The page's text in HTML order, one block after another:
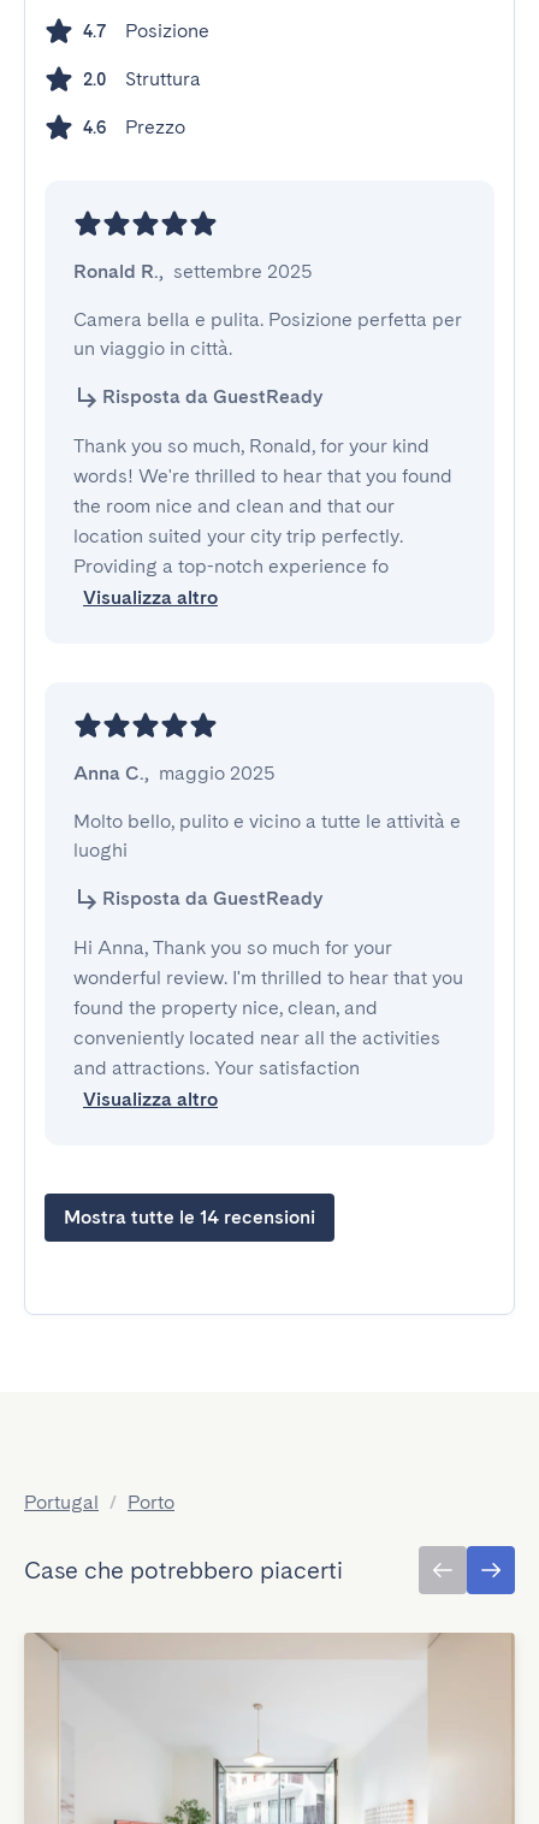
4.7 Posizione
2.0 Struttura
4.6 Prezzo
Ronald R., settembre 2025
Camera bella e pulita. Posizione perfetta per
un viaggio in città.
Risposta da GuestReady
Thank you so much, Ronald, for your kind
words! We're thrilled to hear that you found
the room nice and clean and that our
location suited your city trip perfectly.
Providing a top-notch experience fo
Visualizza altro
Anna C., maggio 2025
Molto bello, pulito e vicino a tutte le attività e
luoghi
Risposta da GuestReady
Hi Anna, Thank you so much for your
wonderful review. I'm thrilled to hear that you
found the property nice, clean, and
conveniently located near all the activities
and attractions. Your satisfaction
Visualizza altro
Mostra tutte le 14 recensioni
Portugal / Porto
Case che potrebbero piacerti